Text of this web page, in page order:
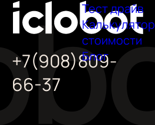
+7(908)809-
66-37
Тест драйв
Калькулятор
стоимости
Блог